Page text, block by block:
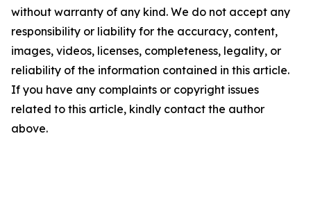
without warranty of any kind. We do not accept any
responsibility or liability for the accuracy, content,
images, videos, licenses, completeness, legality, or
reliability of the information contained in this article.
If you have any complaints or copyright issues
related to this article, kindly contact the author
above.